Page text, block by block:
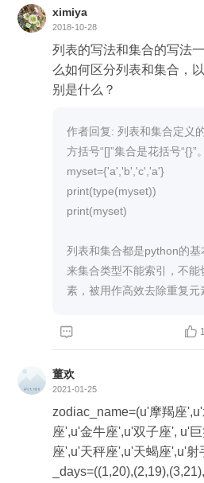
ximiya
2018-10-28
列表的写法和集合的写法
么如何区分列表和集合，
别是什么？
作者回复: 列表和集合定义
方括号“[]”集合是花括号“{}”
myset={'a','b','c','a'}
print(type(myset))
print(myset)
列表和集合都是python的
来集合类型不能索引，不
素，被用作高效去除重复元
  1
董欢
2021-01-25
zodiac_name=(u'摩羯座
座',u'金牛座',u'双子座', u'巨蟹座',u'狮子座',u'处女
座',u'天秤座',u'天蝎座',u'